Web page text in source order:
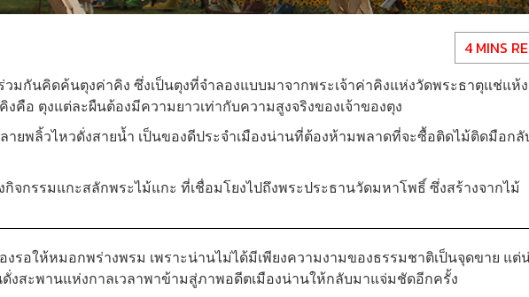
4 MINS
มกันคิดค้นตุงค่าคิง ซึ่งเป็นตุงที่จำลองแบบมาจากพระเจ้าค่าคิงแห่งวัดพระธาตุแช่แห้ง
คือ ตุงแต่ละผืนต้องมีความยาวเท่ากับความสูงจริงของเจ้าของตุง
ยพลิ้วไหวดั่งสายน้ำ เป็นของดีประจำเมืองน่านที่ต้องห้ามพลาดที่จะซื้อติดไม้ติดมือกลั
จกรรมแกะสลักพระไม้แกะ ที่เชื่อมโยงไปถึงพระประธานวัดมหาโพธิ์ ซึ่งสร้างจากไม้
รอให้หมอกพร่างพรม เพราะน่านไม่ได้มีเพียงความงามของธรรมชาติเป็นจุดขาย แต่
งสะพานแห่งกาลเวลาพาข้ามสู่ภาพอดีตเมืองน่านให้กลับมาแจ่มชัดอีกครั้ง